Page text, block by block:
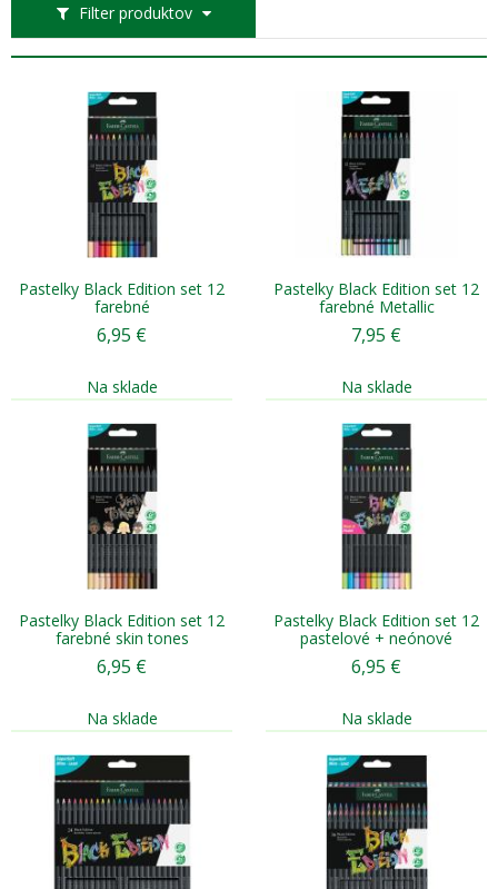
Filter produktov
Pastelky Black Edition set 12
farebné
6,95 €
Na sklade
Pastelky Black Edition set 12
farebné Metallic
7,95 €
Na sklade
Pastelky Black Edition set 12
farebné skin tones
6,95 €
Na sklade
Pastelky Black Edition set 12
pastelové + neónové
6,95 €
Na sklade